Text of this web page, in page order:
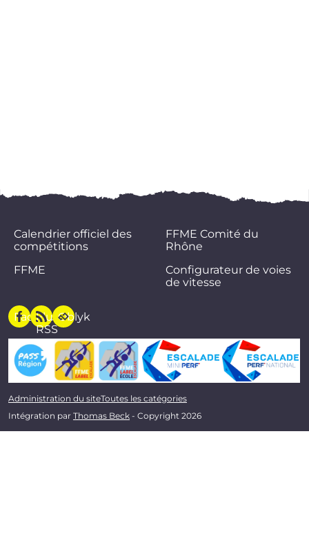
Calendrier officiel des
compétitions
FFME
FFME Comité du
Rhône
Configurateur de voies
de vitesse
Facebook
Flux
RSS
Oblyk
Administration du siteToutes les catégories
Intégration par Thomas Beck - Copyright 2026